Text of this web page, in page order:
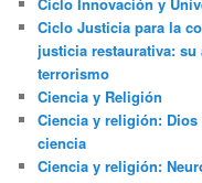
Ciclo Justicia para la
justicia restaurativa:
terrorismo
Ciencia y Religión
Ciencia y religión:
ciencia
Ciencia y religión: